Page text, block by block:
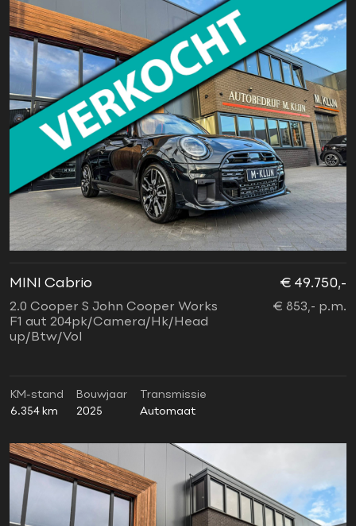
MINI Cabrio
2.0 Cooper S John Cooper Works
F1 aut 204pk/Camera/Hk/Head
up/Btw/Vol
€ 49.750,-
€ 853,- p.m.
KM-stand
6.354 km
Bouwjaar
2025
Transmissie
Automaat